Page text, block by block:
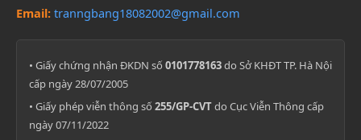
Email: tranngbang18082002@gmail.com
• Giấy chứng nhận ĐKDN số 0101778163do Sở KHĐT TP. Hà Nội
cấp ngày 28/07/2005
• Giấy phép viễn thông số 255/GP-CVTdo Cục Viễn Thông cấp
ngày 07/11/2022